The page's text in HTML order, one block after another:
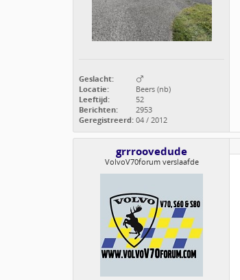
Geslacht:
Locatie:
Beers (nb)
Leeftijd:
52
Berichten:
2953
Geregistreerd: 04 / 2012
grrroovedude
VolvoV70forum verslaafde